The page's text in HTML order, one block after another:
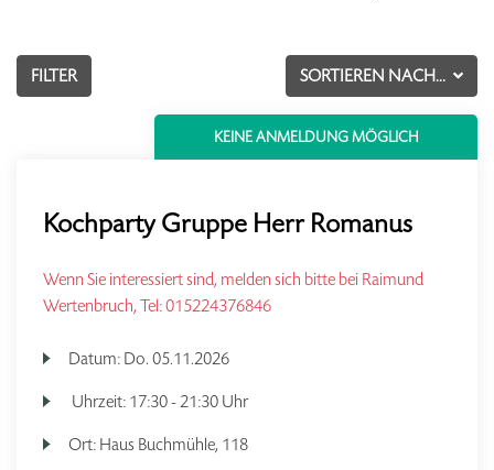
SORTIEREN NACH...
FILTER
KEINE ANMELDUNG MÖGLICH
Kochparty Gruppe Herr Romanus
Wenn Sie interessiert sind, melden sich bitte bei Raimund
Wertenbruch, Tel: 015224376846
Datum: Do. 05.11.2026
Uhrzeit: 17:30 - 21:30 Uhr
Ort: Haus Buchmühle, 118